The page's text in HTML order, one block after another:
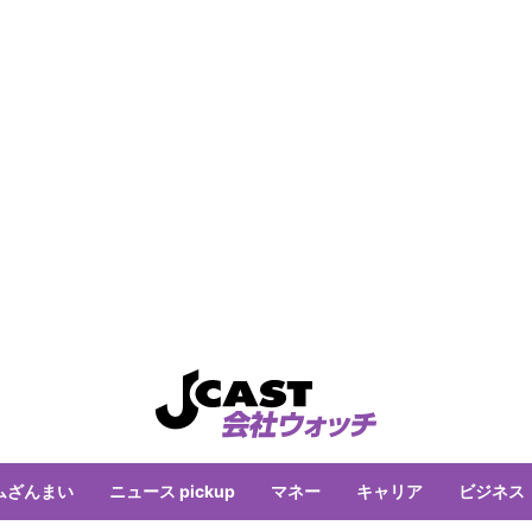
ざんまい ニュース pickup マネー キャリア ビジネス